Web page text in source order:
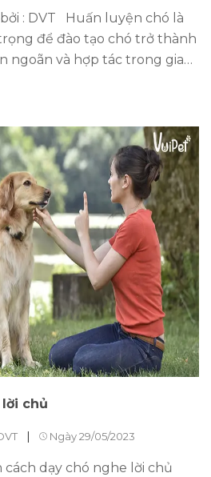
: DVT Huấn luyện chó là
để đào tạo chó trở thành
ngoãn và hợp tác trong gia
cứu hộ. Huấn luyện chó
toàn và hạnh phúc cho cả chó
luyện chó bao gồm nhiều
từ việc hướng dẫn chó thực
"ngồi" và "đến đây" đến
đặc biệt như săn bắn hoặc
đây là một số bước cơ bản
định mục tiêu:
luyện, chủ chó cần xác định
chủ
| Ngày 29/05/2023
dạy chó nghe lời chủ